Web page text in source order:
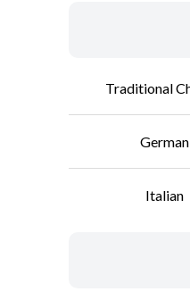
Traditional
German
Italian